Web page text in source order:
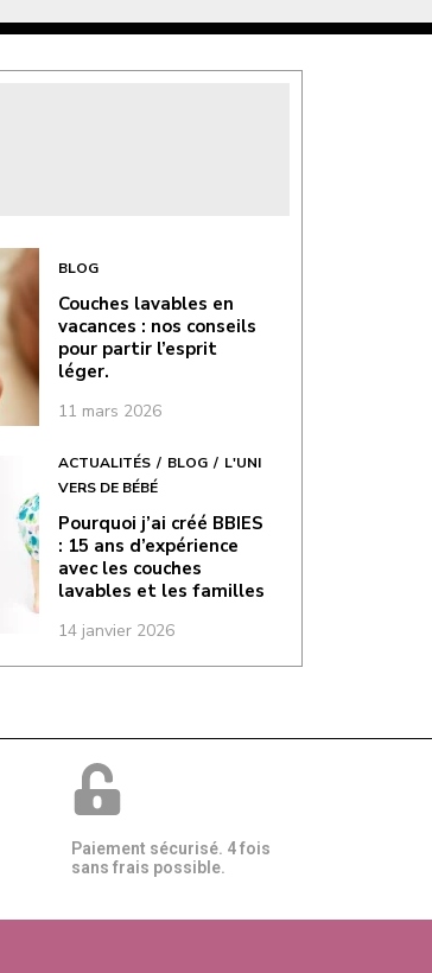
BLOG
Couches lavables en
vacances : nos conseils
pour partir l’esprit
léger.
11 mars 2026
ACTUALITÉS BLOG
L'UNI
VERS DE BÉBÉ
Pourquoi j’ai créé BBIES
: 15 ans d’expérience
avec les couches
lavables et les familles
14 janvier 2026
Paiement sécurisé. 4 fois
sans frais possible.